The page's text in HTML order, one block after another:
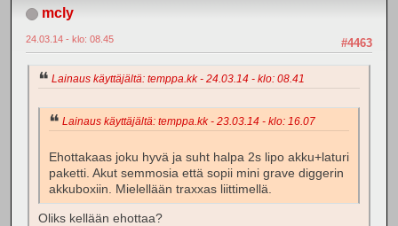
mcly
#4463
24.03.14 - klo: 08.45
Lainaus käyttäjältä: temppa.kk - 24.03.14 - klo: 08.41
Lainaus käyttäjältä: temppa.kk - 23.03.14 - klo: 16.07
Ehottakaas joku hyvä ja suht halpa 2s lipo akku+laturi
paketti. Akut semmosia että sopii mini grave diggerin
akkuboxiin. Mielellään traxxas liittimellä.
Oliks kellään ehottaa?